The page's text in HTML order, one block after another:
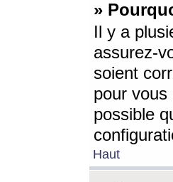
»
Il y a
assurez-
soient
pour
possible
Haut